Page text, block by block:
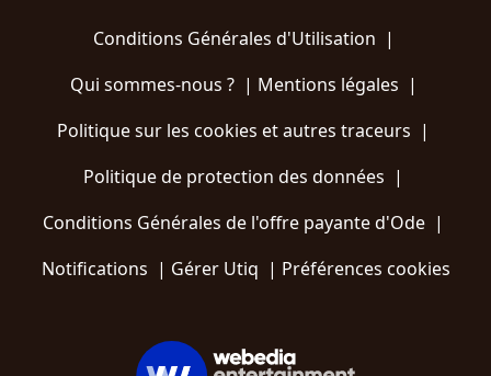
Conditions Générales d'Utilisation |
Qui sommes-nous ?| Mentions légales |
Politique sur les cookies et autres traceurs |
Politique de protection des données |
Conditions Générales de l'offre payante d'Ode |
Notifications | Gérer Utiq | Préférences cookies